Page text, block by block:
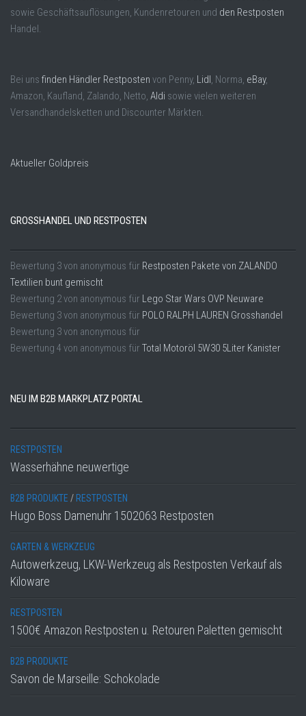
sowie Geschäftsauflösungen, Kundenretouren und den Restposten
Handel.
Bei uns finden Händler Restposten von Penny, Lidl , Norma, eBay,
Amazon, Kaufland, Zalando, Netto, Aldi sowie vielen weiteren
Versandhandelsketten und Discounter Märkten.
Aktueller Goldpreis
GROSSHANDEL UND RESTPOSTEN
Bewertung 3von anonymous für Restposten Pakete von ZALANDO
Textilien bunt gemischt
Bewertung 2von anonymous für Lego Star Wars OVP Neuware
Bewertung 3von anonymous für POLO RALPH LAUREN Grosshandel
Bewertung 3von anonymous für
Bewertung 4 von anonymous für Total Motoröl 5W30 5Liter Kanister
NEU IM B2B MARKPLATZ PORTAL
RESTPOSTEN
Wasserhähne neuwertige
B2B PRODUKTE /RESTPOSTEN
Hugo Boss Damenuhr 1502063 Restposten
GARTEN & WERKZEUG
Autowerkzeug, LKW-Werkzeug als Restposten Verkauf als
Kiloware
RESTPOSTEN
1500€ Amazon Restposten u. Retouren Paletten gemischt
B2B PRODUKTE
Savon de Marseille: Schokolade